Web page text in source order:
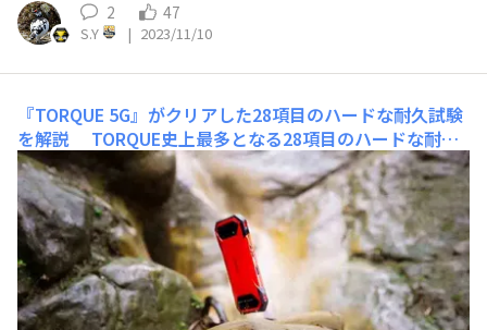
2 47
S.Y | 2023/11/10
『TORQUE 5G』がクリアした28項目のハードな耐久試験
を解説
TORQUE史上最多となる28項目のハードな耐久
試験をクリアしたTORQUE 5G。ガシガシ使えるタフさ
を、さらに高いレベルへ進化させた試験を解説しま
す。 別格の耐久性が、チャレンジへ駆り立てる！『TORQ
UE 5G』がクリアした過酷な試験の全貌 とにか